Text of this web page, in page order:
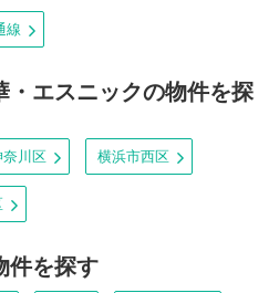
線
・エスニックの物件を探
奈川区 横浜市西区
件を探す